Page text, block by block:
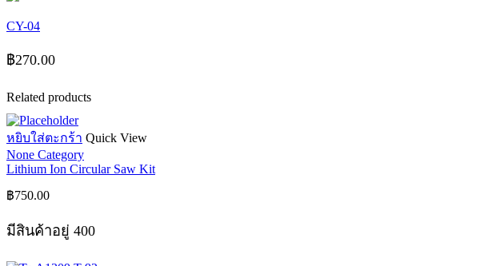
CY-04
฿270.00
Related products
หยิบใส่ตะกร้า Quick View
None Category
Lithium Ion Circular Saw Kit
฿750.00
มีสินค้าอยู่ 400